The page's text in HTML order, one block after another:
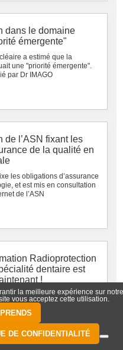
dans le domaine
émergente"
a estimé que la
une "priorité émergente".
par Dr IMAGO
de l’ASN fixant les
de la qualité en
les obligations d’assurance
et est mis en consultation
de l’ASN
Radioprotection
dentaire est
!
vos identifiants pour
du Personnel des
les rayonnements ionisants
Obtenez votre attestation
!
la meilleure expérience sur notre
vous acceptez cette utilisation.
DE CONFIDENTIALITÉ